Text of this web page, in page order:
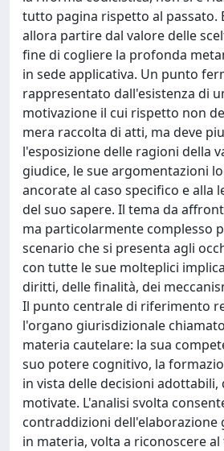
tutto pagina rispetto al passato.
allora partire dal valore delle
fine di cogliere la profonda
in sede applicativa. Un punto
rappresentato dall'esistenza di
motivazione il cui rispetto non
mera raccolta di atti, ma deve
l'esposizione delle ragioni della
giudice, le sue argomentazioni
ancorate al caso specifico e alla
del suo sapere. Il tema da
ma particolarmente complesso
scenario che si presenta agli
con tutte le sue molteplici
diritti, delle finalità, dei
Il punto centrale di riferimento
l'organo giurisdizionale
materia cautelare: la sua
suo potere cognitivo, la
in vista delle decisioni
motivate. L'analisi svolta
contraddizioni dell'elaborazione
in materia, volta a riconoscere